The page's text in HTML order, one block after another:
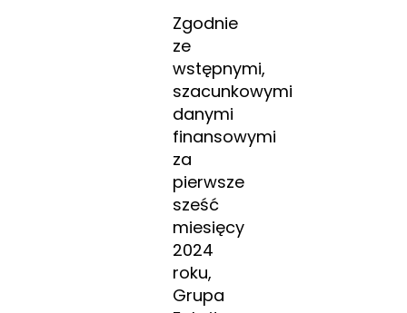
Zgodnie
ze
wstępnymi,
szacunkowymi
danymi
finansowymi
za
pierwsze
sześć
miesięcy
2024
roku,
Grupa